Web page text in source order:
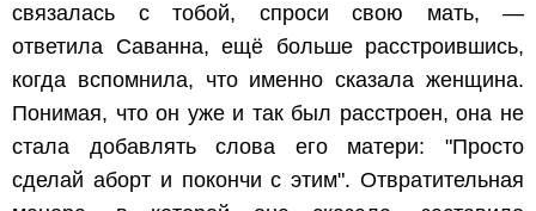
связалась с тобой, спроси свою мать, —
ответила Саванна, ещё больше расстроившись,
когда вспомнила, что именно сказала женщина.
Понимая, что он уже и так был расстроен, она не
стала добавлять слова его матери: "Просто
сделай аборт и покончи с этим". Отвратительная